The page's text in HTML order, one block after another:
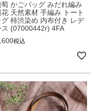
萄 かごバッグ みだれ編み
天然素材 手編み トート
グ 柿渋染め 内布付き レデ
ス (07000442r) 4FA
税込